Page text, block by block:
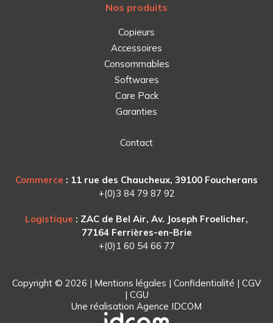
Nos produits
Copieurs
Accessoires
Consommables
Softwares
Care Pack
Garanties
Contact
Commerce : 11 rue des Chaucheux, 39100 Foucherans
+(0)3 84 79 87 92
Logistique : ZAC de Bel Air, Av. Joseph Froelicher,
77164 Ferrières-en-Brie
+(0)1 60 54 66 77
Copyright © 2026 | Mentions légales | Confidentialité | CGV
| CGU
Une réalisation Agence IDCOM